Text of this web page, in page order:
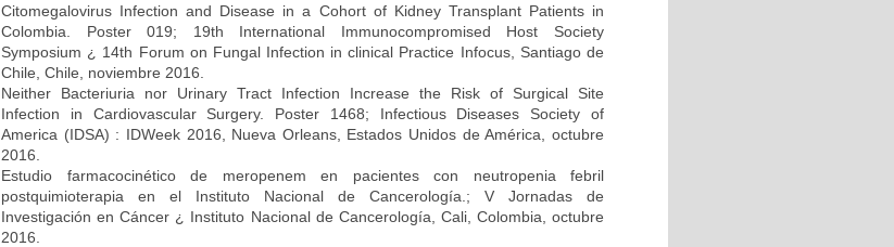
Citomegalovirus Infection and Disease in a Cohort of Kidney Transplant Patients in
Colombia. Poster 019; 19th International Immunocompromised Host Society
Symposium ¿ 14th Forum on Fungal Infection in clinical Practice Infocus, Santiago de
Chile, Chile, noviembre 2016.
Neither Bacteriuria nor Urinary Tract Infection Increase the Risk of Surgical Site
Infection in Cardiovascular Surgery. Poster 1468; Infectious Diseases Society of
America (IDSA) : IDWeek 2016, Nueva Orleans, Estados Unidos de América, octubre
2016.
Estudio farmacocinético de meropenem en pacientes con neutropenia febril
postquimioterapia en el Instituto Nacional de Cancerología.; V Jornadas de
Investigación en Cáncer ¿ Instituto Nacional de Cancerología, Cali, Colombia, octubre
2016.